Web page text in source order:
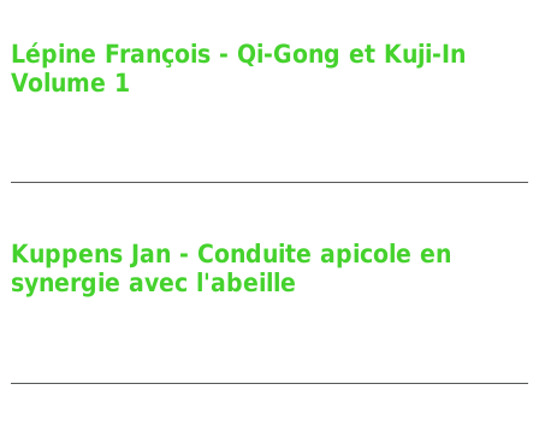
Lépine François - Qi-Gong et Kuji-In
Volume 1
Kuppens Jan - Conduite apicole en
synergie avec l'abeille